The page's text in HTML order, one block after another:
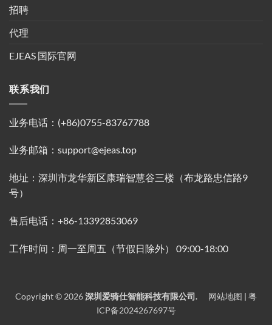
招聘
代理
EJEAS 国际官网
联系我们
业务电话：(+86)0755-83767788
业务邮箱：support@ejeas.top
地址：深圳市龙华新区康瑞智慧谷三楼（布龙路忠信路9
号）
售后电话：+86-13392853069
工作时间：周一至周五（节假日除外） 09:00-18:00
Copyright © 2026深圳爱骑仕智能科技有限公司. 网站地图 | 粤
ICP备2024267697号